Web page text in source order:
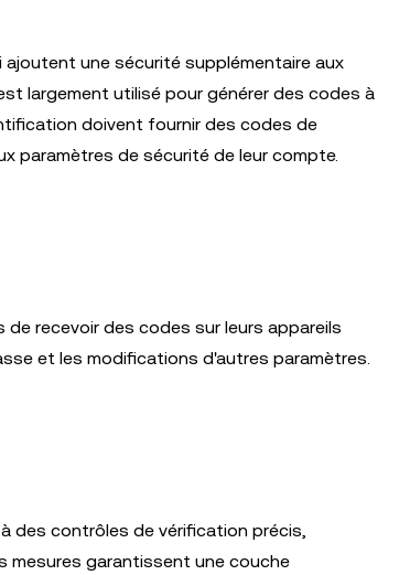
une sécurité supplémentaire aux
largement utilisé pour générer des codes à
doivent fournir des codes de
paramètres de sécurité de leur compte.
recevoir des codes sur leurs appareils
et les modifications d'autres paramètres.
des contrôles de vérification précis,
mesures garantissent une couche